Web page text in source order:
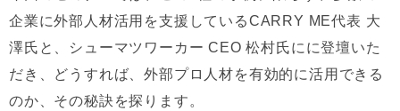
企業に外部人材活用を支援しているCARRY ME代表 大
澤氏と、シューマツワーカー CEO 松村氏にに登壇いた
だき、どうすれば、外部プロ人材を有効的に活用できる
のか、その秘訣を探ります。